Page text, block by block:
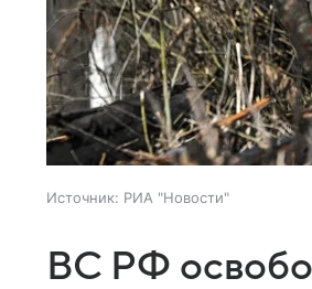
Источник: РИА "Новости"
ВС РФ